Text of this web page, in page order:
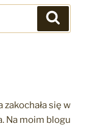
się w
Na moim blogu